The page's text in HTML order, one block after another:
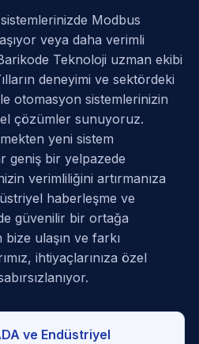
Modbus
veya daha verimli
Teknoloji uzman ekibi
deneyimi ve sektördeki
otomasyon sistemlerinizin
çözümler sunuyoruz.
yeni sistem
geniş bir yelpazede
verimliliğini artırmanıza
haberleşme ve
güvenilir bir ortağa
ulaşın ve farkı
ihtiyaçlarınıza özel
ve Endüstriyel